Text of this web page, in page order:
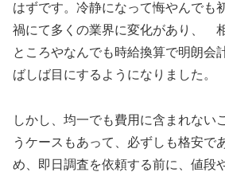
はずです。冷静になって悔やんでも
禍にて多くの業界に変化があり、
ところやなんでも時給換算で明朗会
ばしば目にするようになりました。
しかし、均一でも費用に含まれない
うケースもあって、必ずしも格安で
め、即日調査を依頼する前に、値段